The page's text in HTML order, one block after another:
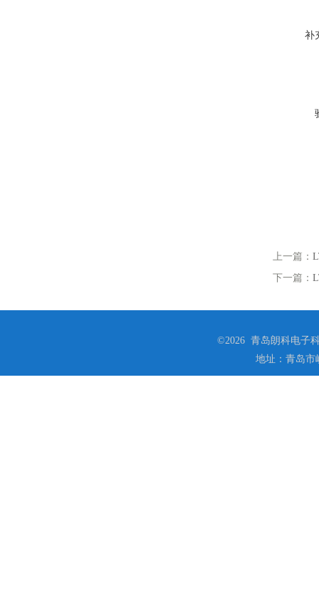
补
上一篇：
下一篇：
©2026 青岛朗科电子
地址：青岛市